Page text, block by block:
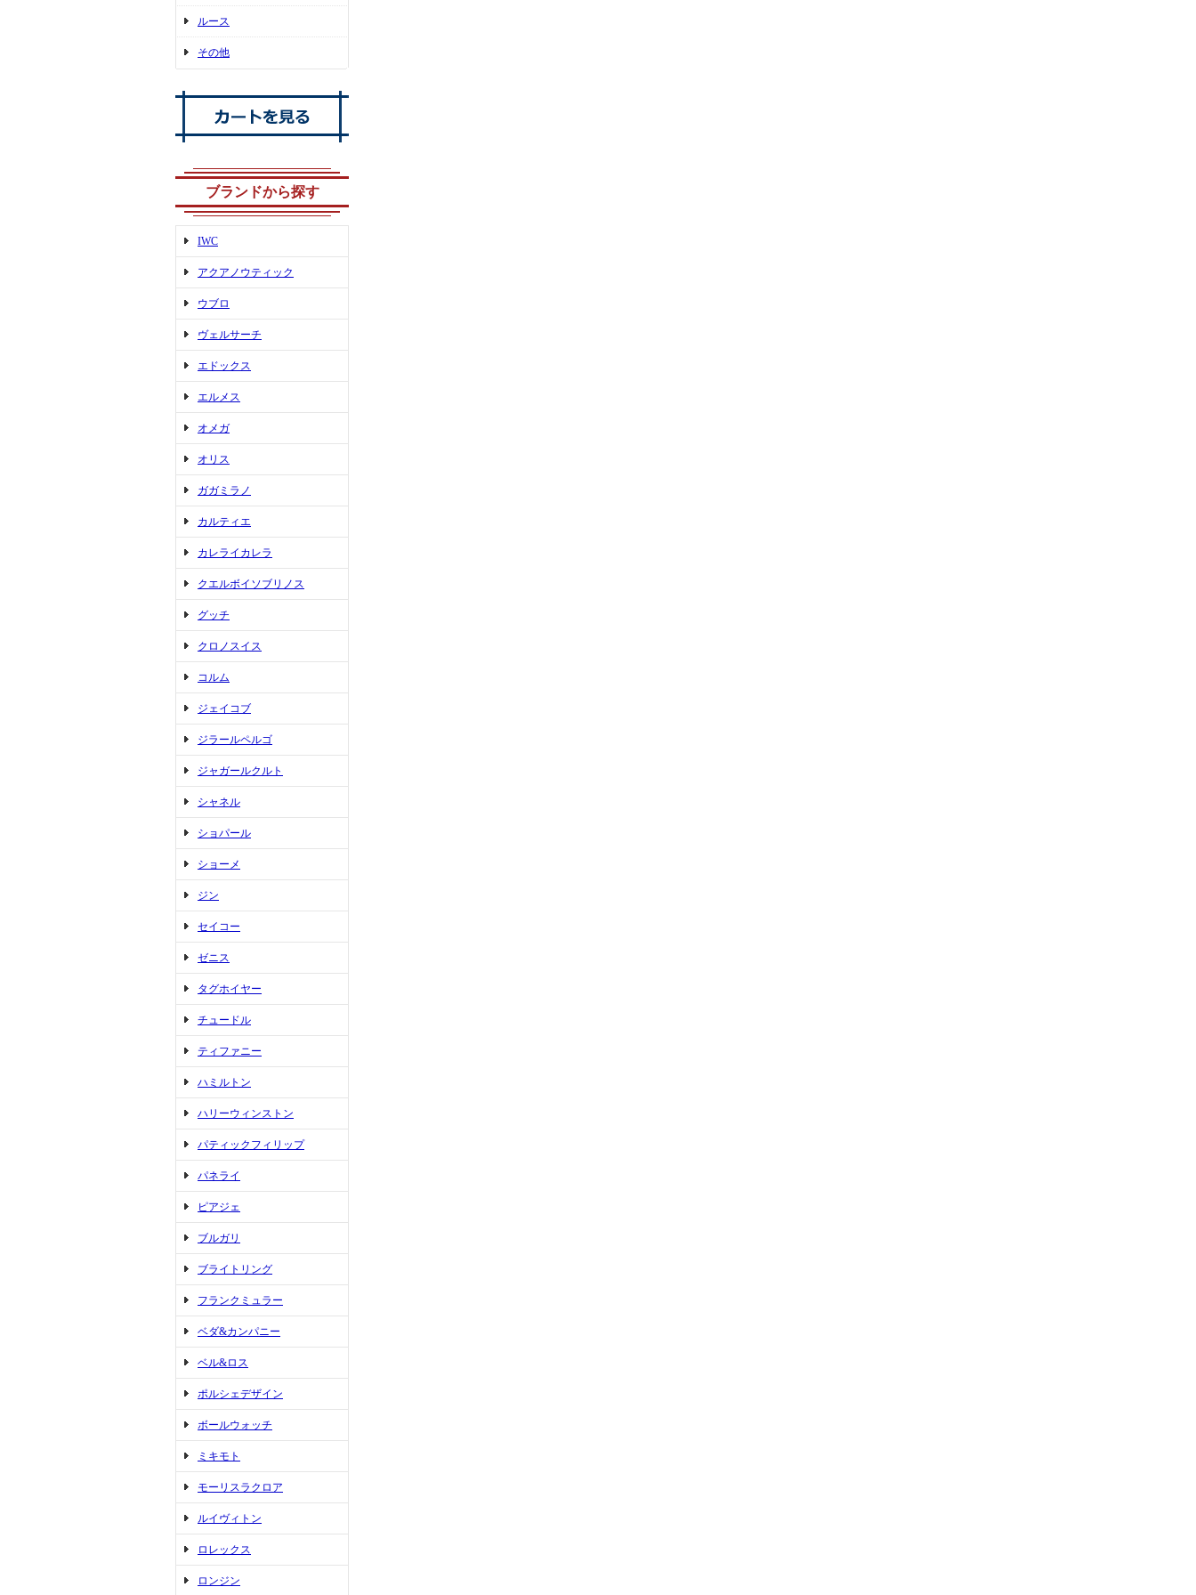
ルース
その他
ブランドから探す
IWC
アクアノウティック
ウブロ
ヴェルサーチ
エドックス
エルメス
オメガ
オリス
ガガミラノ
カルティエ
カレライカレラ
クエルボイソブリノス
グッチ
クロノスイス
コルム
ジェイコブ
ジラールペルゴ
ジャガールクルト
シャネル
ショパール
ショーメ
ジン
セイコー
ゼニス
タグホイヤー
チュードル
ティファニー
ハミルトン
ハリーウィンストン
パティックフィリップ
パネライ
ピアジェ
ブルガリ
ブライトリング
フランクミュラー
ベダ&カンパニー
ベル&ロス
ポルシェデザイン
ボールウォッチ
ミキモト
モーリスラクロア
ルイヴィトン
ロレックス
ロンジン